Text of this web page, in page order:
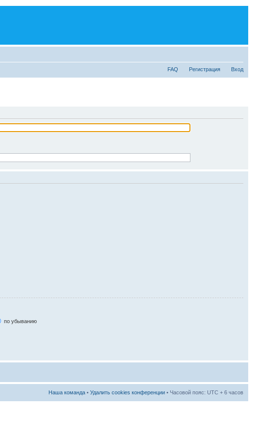
FAQ Регистрация Вход
по убыванию
Наша команда • Удалить cookies конференции • Часовой пояс: UTC + 6 часов